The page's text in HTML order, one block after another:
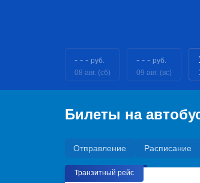
- - - руб.
08 авг. (сб)
- - - руб.
09 авг. (вс)
Билеты на
Отправление Расписание
Транзитный рейс